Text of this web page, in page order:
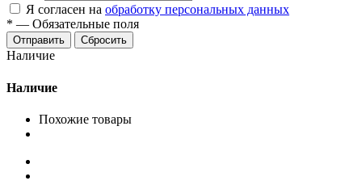
Я согласен на обработку персональных данных
* — Обязательные поля
Сбросить
Наличие
Наличие
Похожие товары